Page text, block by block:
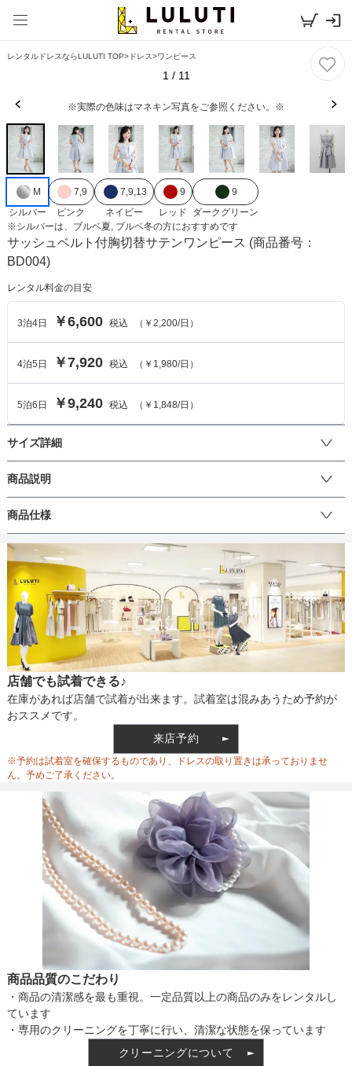
レンタルドレスならLULUTI TOP>ドレス>ワンピース
1 / 11
※実際の色味はマネキン写真をご参照ください。※
M
シルバー
7,9
ピンク
7,9,13
ネイビー
9
レッド
9
ダークグリーン
※シルバーは、 ブルベ夏, ブルベ冬の方におすすめです
サッシュベルト付胸切替サテンワンピース (商品番号：
BD004)
レンタル料金の目安
3泊4日 ￥6,600 税込 （ ￥2,200/日）
4泊5 日 ￥7,920 税込 （ ￥1,980/日）
5泊6 日 ￥9,240 税込 （ ￥1,848/日）
サイズ詳細
ワンピースのサイズ
サイズ (cm)
着丈 96
40 40 40 42
そでの長さ - - -
アームホール 36
バスト 80 78 80 84
66
ヒップ 112 102 112 116
すそまわり 276 280
商品説明
胸元の切替がポイントのワンピースです。
サッシュベルトを付けて可愛らしい雰囲気も演出できます。袖なし
タイプのドレスは、華やかな印象を与えることが出来ます。ボレロ
や、ショールなどの羽織物と合わせたり、ゴージャスなアクセサリ
ーを楽しんだりすることが出来るのも袖なしタイプドレスならでは
のこと。華やかな雰囲気でパーティを盛り上げたいときには、袖な
しタイプのドレスはピッタリ。結婚式を始めとする様々なシーンで
活躍できます。
商品仕様
丈 ひざ上 ひざ下 ミモレ パンツ
生地の厚さ 薄い 厚め
裏地 あり
ウエスト調整 ベルト調整
備考
素材
インナー
店舗でも試着できる♪
在庫があれば店舗で試着が出来ます。試着室は混みあうため予約が
おススメです。
来店予約
※予約は試着室を確保するものであり、ドレスの取り置きは承っておりませ
ん。予めご了承ください。
商品品質のこだわり
・商品の清潔感を最も重視。一定品質以上の商品のみをレンタルし
ています
・専用のクリーニングを丁寧に行い、清潔な状態を保っています
クリーニングについて